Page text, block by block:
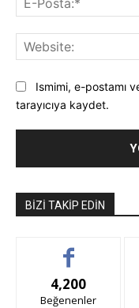
Ismimi, e-postamı
tarayıcıya kaydet.
BIZI TAKIP EDIN
4,200
Beğenenler